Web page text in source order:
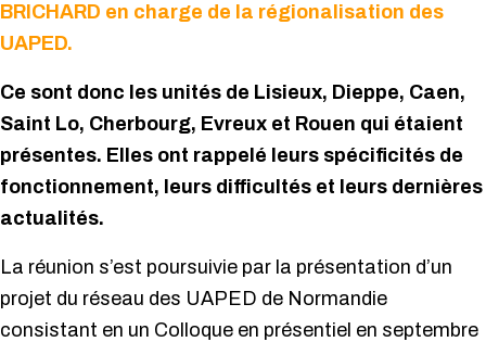
BRICHARD en charge de la régionalisation des
UAPED.
Ce sont donc les unités de Lisieux, Dieppe, Caen,
Saint Lo, Cherbourg, Evreux et Rouen qui étaient
présentes. Elles ont rappelé leurs spécificités de
fonctionnement, leurs difficultés et leurs dernières
actualités.
La réunion s’est poursuivie par la présentation d’un
projet du réseau des UAPED de Normandie
consistant en un Colloque en présentiel en septembre